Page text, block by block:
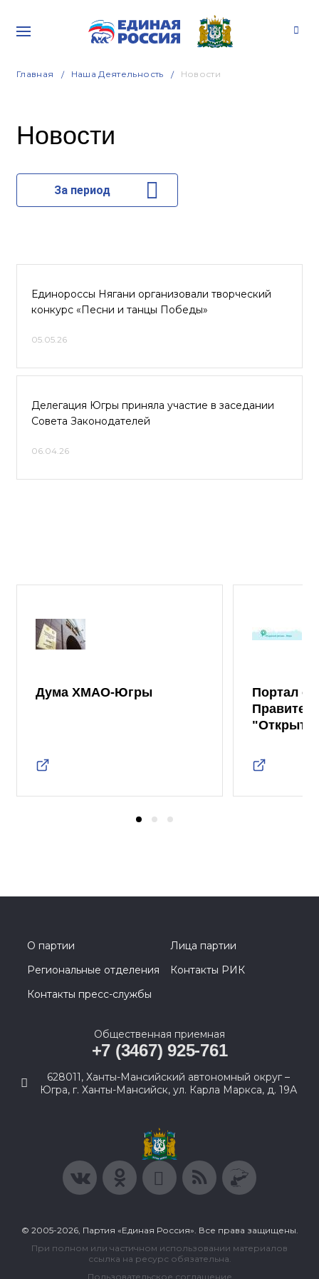
Главная Наша Деятельность Новости
Новости
За период
Единороссы Нягани организовали творческий
конкурс «Песни и танцы Победы»
05.05.26
Делегация Югры приняла участие в заседании
Совета Законодателей
06.04.26
Дума ХМАО-Югры
Портал
О партии
Лица партии
Региональные отделения
Контакты РИК
Контакты пресс-службы
Общественная приемная
+7 (3467) 925-761
628011, Ханты-Мансийский автономный округ –
Югра, г. Ханты-Мансийск, ул. Карла Маркса, д. 19А
© 2005-2026, Партия «Единая Россия». Все права защищены.
При полном или частичном использовании материалов
ссылка на ресурс обязательна.
Пользовательское соглашение